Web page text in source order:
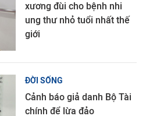
xương đùi cho bệnh nhi
ung thư nhỏ tuổi nhất thế
giới
ĐỜI SỐNG
Cảnh báo giả danh Bộ Tài
chính để lừa đảo